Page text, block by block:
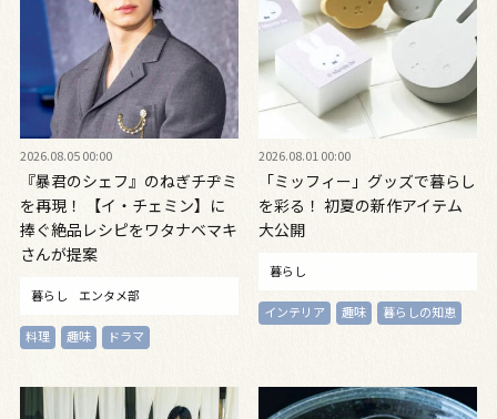
2026.08.05 00:00
『暴君のシェフ』のねぎチヂミ
を再現！ 【イ・チェミン】に
捧ぐ絶品レシピをワタナベマキ
さんが提案
暮らし エンタメ部
料理 趣味 ドラマ
2026.08.01 00:00
「ミッフィー」グッズで暮らし
を彩る！ 初夏の新作アイテム
大公開
暮らし
インテリア 趣味 暮らしの知恵